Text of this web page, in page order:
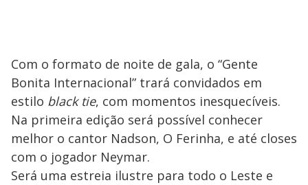
Com o formato de noite de gala, o “Gente
Bonita Internacional” trará convidados em
estilo black tie, com momentos inesquecíveis.
Na primeira edição será possível conhecer
melhor o cantor Nadson, O Ferinha, e até closes
com o jogador Neymar.
Será uma estreia ilustre para todo o Leste e